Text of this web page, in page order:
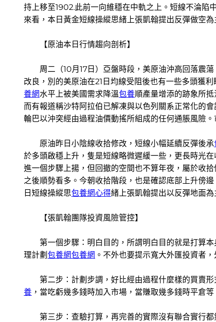
持上移至1902.此前一向維穩在中軌之上。短線不淪陷
來看，本日黃金短線操縱思緒上張凱翰提出反彈做空
【原油本日行情趨向剖析】
周二（10月17日）亞盤時段，美原油沖高回落震蕩
改良，別的美原油在21日均線受阻後也有一些多頭獲
養網水平上被美國需求降溫包養順產量增添的跡象所
而有報道稱沙特阿拉伯已解凍與以色列關系正常化的
輪巴以沖突經由過程油價動搖所組成的任何通脹風險
原油昨日小陰線收拾修改，短線小幅延續反彈後承
於多頭啟穩上升，隻是短線略微遲緩一些，更長時光
進一個步驟上揚，但回撤的空間也不算年夜，屬於收
之後順勢看多。今朝收拾階段，也是確認底部上升傍
日短線操縱思包養網心得緒上張凱翰提出以反彈地面
【張凱翰團隊投資風險管控】
第一個步驟：明白目的，所謂明白目的就是打算本
理計劃 包養網包養網 。不外也要提示寬大外匯投資者
第二步：計劃步調，好比經由過程什麼樣的買賣形
養 ，當吃虧幾多錢時加入市場，當賺取幾多錢時平倉
第三步：查驗打算，再完善的實際沒有聯合實行都